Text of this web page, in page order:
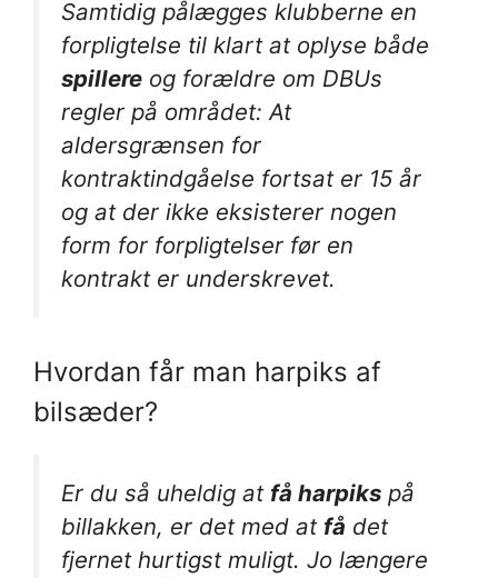
Samtidig pålægges klubberne en
forpligtelse til klart at oplyse både
spillere og forældre om DBUs
regler på området: At
aldersgrænsen for
kontraktindgåelse fortsat er 15 år
og at der ikke eksisterer nogen
form for forpligtelser før en
kontrakt er underskrevet.
Hvordan får man harpiks af
bilsæder?
Er du så uheldig at få harpiks på
billakken, er det med at få det
fjernet hurtigst muligt. Jo længere